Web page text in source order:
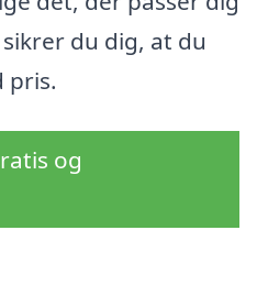
du dig, at du
pris.
og